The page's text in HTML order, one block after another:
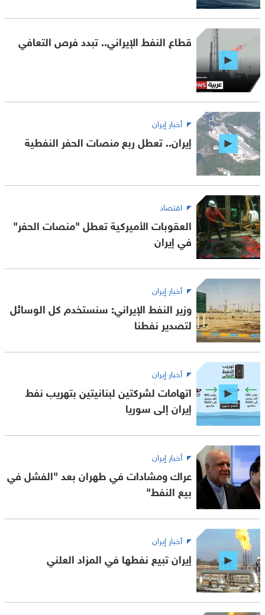
قطاع النفط الإيراني.. تبدد فرص التعافي
أخبار إيران
إيران.. تعطل ربع منصات الحفر النفطية
اقتصاد
العقوبات الأميركية تعطل "منصات الحفر"
في إيران
أخبار إيران
وزير النفط الإيراني: سنستخدم كل الوسائل
لتصدير نفطنا
أخبار إيران
اتهامات لشركتين لبنانيتين بتهريب نفط
إيران إلى سوريا
أخبار إيران
عراك ومشادات في طهران بعد "الفشل في
بيع النفط"
أخبار إيران
إيران تبيع نفطها في المزاد العلني